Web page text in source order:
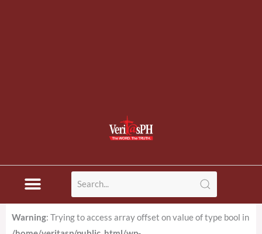
Warning: Trying to access array offset on value of type bool in